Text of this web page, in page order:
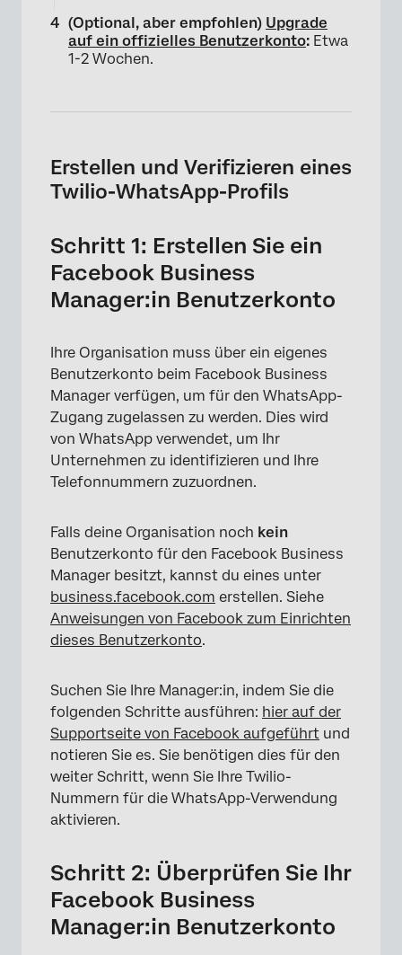
(Optional, aber empfohlen) Upgrade
auf ein offizielles Benutzerkonto: Etwa
1-2 Wochen.
Erstellen und Verifizieren eines
Twilio-WhatsApp-Profils
Schritt 1: Erstellen Sie ein
Facebook Business
Manager:in Benutzerkonto
Ihre Organisation muss über ein eigenes
Benutzerkonto beim Facebook Business
Manager verfügen, um für den WhatsApp-
Zugang zugelassen zu werden. Dies wird
von WhatsApp verwendet, um Ihr
Unternehmen zu identifizieren und Ihre
Telefonnummern zuzuordnen.
Falls deine Organisation noch kein
Benutzerkonto für den Facebook Business
Manager besitzt, kannst du eines unter
business.facebook.com erstellen. Siehe
Anweisungen von Facebook zum Einrichten
dieses Benutzerkonto.
Suchen Sie Ihre Manager:in, indem Sie die
folgenden Schritte ausführen: hier auf der
Supportseite von Facebook aufgeführt und
notieren Sie es. Sie benötigen dies für den
weiter Schritt, wenn Sie Ihre Twilio-
Nummern für die WhatsApp-Verwendung
aktivieren.
Schritt 2: Überprüfen Sie Ihr
Facebook Business
Manager:in Benutzerkonto